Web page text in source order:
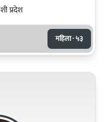
प्रदेश
महिला · ५३